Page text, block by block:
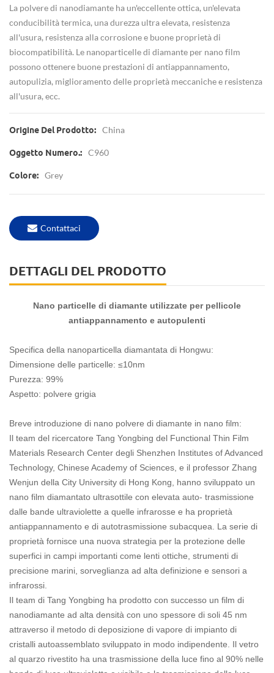
La polvere di nanodiamante ha un'eccellenteottica, un'elevata
conducibilità termica, una durezza ultra elevata, resistenza
all'usura, resistenza alla corrosione e buone proprietà di
biocompatibilità. Le nanoparticelle di diamante per nano film
possono ottenere buone prestazioni di antiappannamento,
autopulizia, miglioramentodelle proprietà meccaniche e resistenza
all'usura, ecc.
Origine Del Prodotto: China
Oggetto Numero.: C960
Colore: Grey
Contattaci
DETTAGLI DEL PRODOTTO
Nano particelle di diamante utilizzate per pellicole
antiappannamento e autopulenti
Specifica della nanoparticella diamantata di Hongwu:
Dimensione delle particelle: ≤10nm
Purezza: 99%
Aspetto: polvere grigia
Breve introduzione di nano polvere di diamante in nano film:
Il team del ricercatore Tang Yongbing del Functional Thin Film
Materials Research Center degli Shenzhen Institutes of Advanced
Technology, Chinese Academy of Sciences, e il professor Zhang
Wenjun della City University di Hong Kong, hanno sviluppato un
nano film diamantato ultrasottile con elevata auto- trasmissione
dalle bande ultraviolette a quelle infrarosse e ha proprietà
antiappannamento e di autotrasmissione subacquea. La serie di
proprietà fornisce una nuova strategia per la protezione delle
superfici in campi importanti come lenti ottiche, strumenti di
precisione marini, sorveglianza ad alta definizione e sensori a
infrarossi.
Il team di Tang Yongbing ha prodotto con successo un film di
nanodiamante ad alta densità con uno spessore di soli 45 nm
attraverso il metodo di deposizione di vapore di impianto di
cristalli autoassemblato sviluppato in modo indipendente. Il vetro
al quarzo rivestito ha una trasmissione della luce fino al 90% nelle